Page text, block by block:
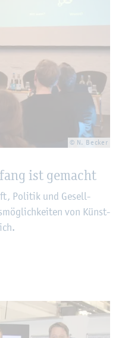
© N. Be­cker
ist ge­macht
Po­li­tik und Ge­sell­
von Künst­